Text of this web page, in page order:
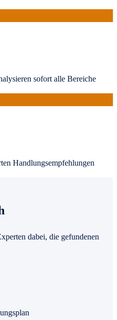
sofort alle Bereiche
Handlungsempfehlungen
dabei, die gefundenen